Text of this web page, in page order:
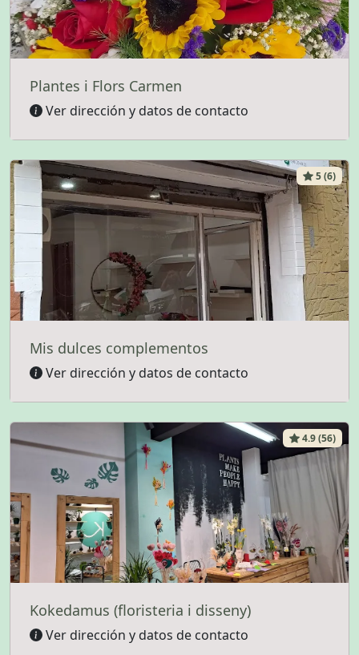
Plantes i Flors Carmen
Ver dirección y datos de contacto
5 (6)
Mis dulces complementos
Ver dirección y datos de contacto
4.9 (56)
Kokedamus (floristeria i disseny)
Ver dirección y datos de contacto